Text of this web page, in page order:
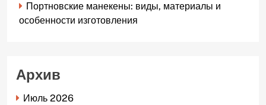
Портновские манекены: виды, материалы и
особенности изготовления
Архив
Июль 2026